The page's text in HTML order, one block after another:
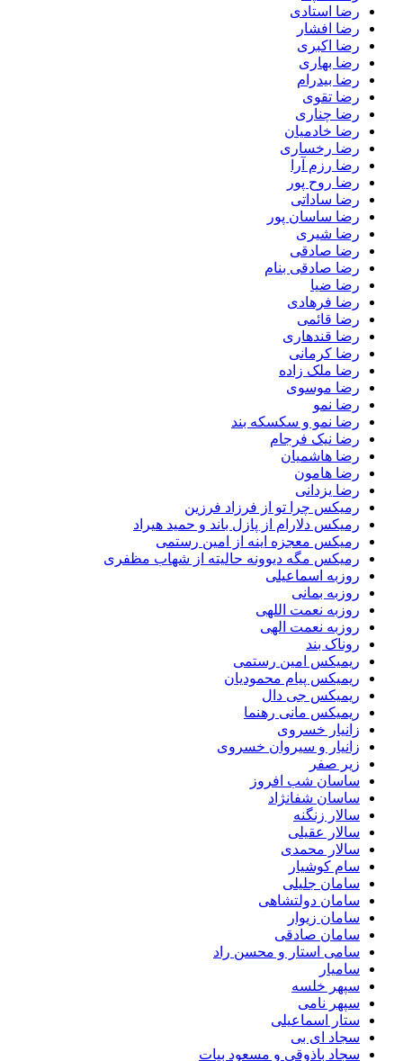
رضا استادی
رضا افشار
رضا اکبری
رضا بهاری
رضا بیدرام
رضا تقوی
رضا چناری
رضا خادمیان
رضا رخساری
رضا رزم آرا
رضا روح پور
رضا ساداتی
رضا ساسان پور
رضا شیری
رضا صادقی
رضا صادقی بنام
رضا ضیا
رضا فرهادی
رضا قائمی
رضا قندهاری
رضا کرمانی
رضا ملک زاده
رضا موسوی
رضا نمو
رضا نمو و سکسکه بند
رضا نیک فرجام
رضا هاشمیان
رضا هامون
رضا یزدانی
رمیکس چرا تو از فرزاد فرزین
رمیکس دلارام از پازل باند و حمید هیراد
رمیکس معجزه اینه از امین رستمی
رمیکس مگه دیوونه حالیته از شهاب مظفری
روزبه اسماعیلی
روزبه بمانی
روزبه نعمت اللهی
روزبه نعمت الهی
روناک بند
ریمیکس امین رستمی
ریمیکس پیام محمودیان
ریمیکس جی دال
ریمیکس مانی رهنما
زانیار خسروی
زانیار و سیروان خسروی
زیر صفر
ساسان شب افروز
ساسان شفانژاد
سالار زنگنه
سالار عقیلی
سالار محمدی
سام کوشیار
سامان جلیلی
سامان دولتشاهی
سامان زیوار
سامان صادقی
سامی استار و محسن راد
سامیار
سپهر خلسه
سپهر نامی
ستار اسماعیلی
سجاد ای بی
سجاد باذوقی و مسعود بیات